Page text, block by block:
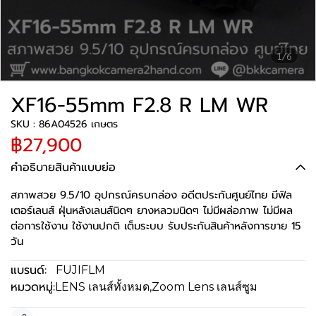
1/6
XF16-55mm F2.8 R LM WR
SKU : 86A04526 เกษตร
฿27,900
คำอธิบายสินค้าแบบย่อ
สภาพสวย 9.5/10 อุปกรณ์ครบกล่อง อดีตประกันศูนย์ไทย มีฟิล
เตอร์เลนส์ ฝุ่นหลังเลนส์นิดๆ ยางหลวมนิดๆ ไม่มีผล่อภาพ ไม่มีผล
ต่อการใช้งาน ใช้งานปกติ เต็มระบบ รับประกันสินค้าหลังการขาย 15
วัน
แบรนด์: FUJIFLM
หมวดหมู่:LENS เลนส์ทั้งหมด,Zoom Lens เลนส์ซูม